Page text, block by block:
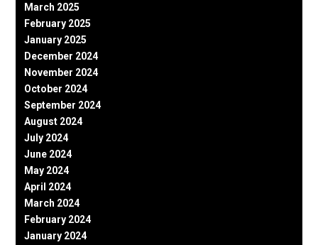
March 2025
February 2025
January 2025
December 2024
November 2024
October 2024
September 2024
August 2024
July 2024
June 2024
May 2024
April 2024
March 2024
February 2024
January 2024